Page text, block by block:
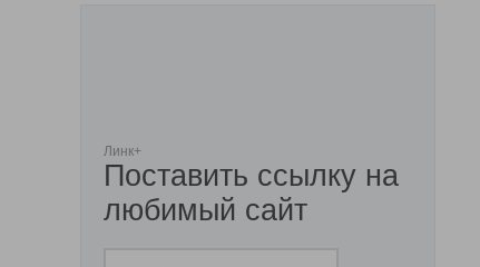
Линк+
Поставить ссылку на
любимый сайт